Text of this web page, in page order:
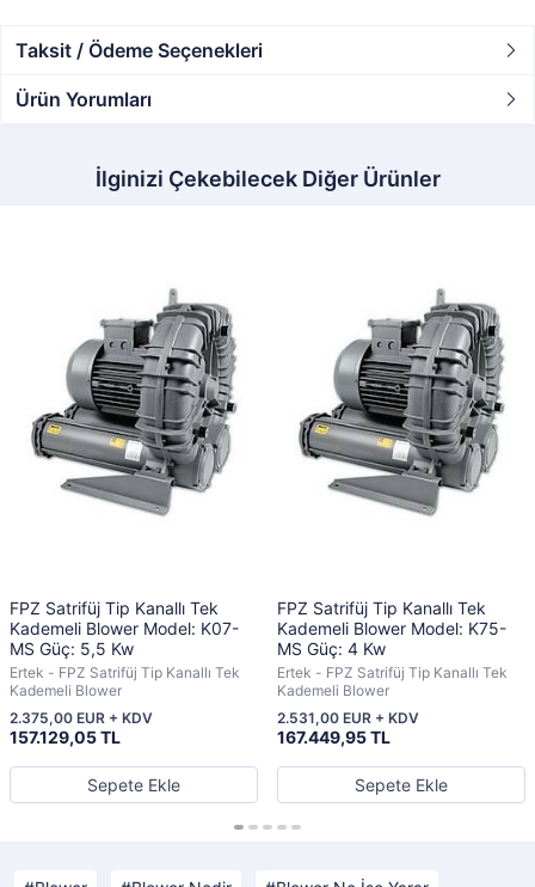
Taksit / Ödeme Seçenekleri
Ürün Yorumları
İlginizi Çekebilecek Diğer Ürünler
FPZ Satrifüj Tip Kanallı Tek
Kademeli Blower Model: K07-
MS Güç: 5,5 Kw
Ertek - FPZ Satrifüj Tip Kanallı Tek
Kademeli Blower
157.129,05 TL
2.375,00 EUR + KDV
Sepete Ekle
FPZ Satrifüj Tip Kanallı Tek
Kademeli Blower Model: K75-
MS Güç: 4 Kw
Ertek - FPZ Satrifüj Tip Kanallı Tek
Kademeli Blower
167.449,95 TL
2.531,00 EUR + KDV
Sepete Ekle